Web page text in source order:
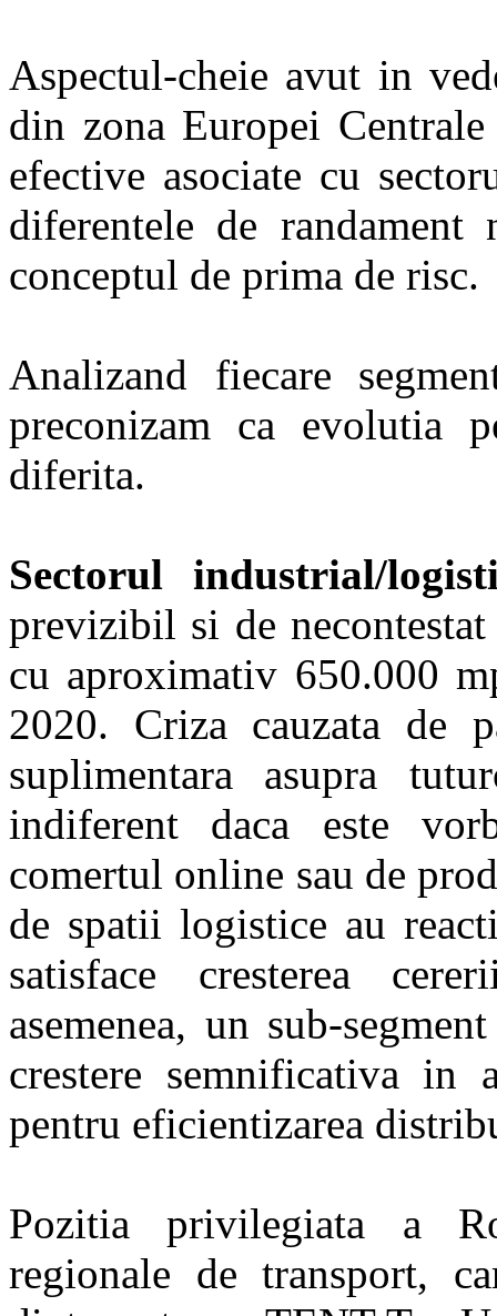
Aspectul-cheie avut in
din zona Europei
efective asociate cu
diferentele de
conceptul de prima de risc.
Analizand fiecare
preconizam ca evolutia
diferita.
Sectorul industrial/
previzibil si de
cu aproximativ 650.000
2020. Criza cauzata de
suplimentara asupra
indiferent daca este
comertul online sau de
de spatii logistice au
satisface cresterea
asemenea, un sub-
crestere semnificativa in
pentru eficientizarea
Pozitia privilegiata a
regionale de transport,